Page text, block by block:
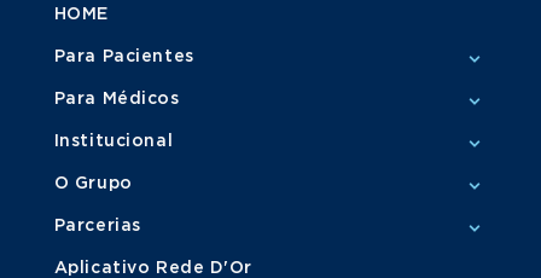
HOME
Para Pacientes
Para Médicos
Institucional
O Grupo
Parcerias
Aplicativo Rede D'Or